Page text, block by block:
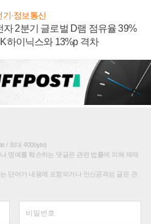
기·정보통신
자 2분기 글로벌 D램 점유율 39%
하이닉스와 13%p 격차
/ 최대 400byte)
명예를 훼손하는 댓글은 관련 법률에 의해 제재
단어가 내용에 포함되거나 인신공격성 글은 관